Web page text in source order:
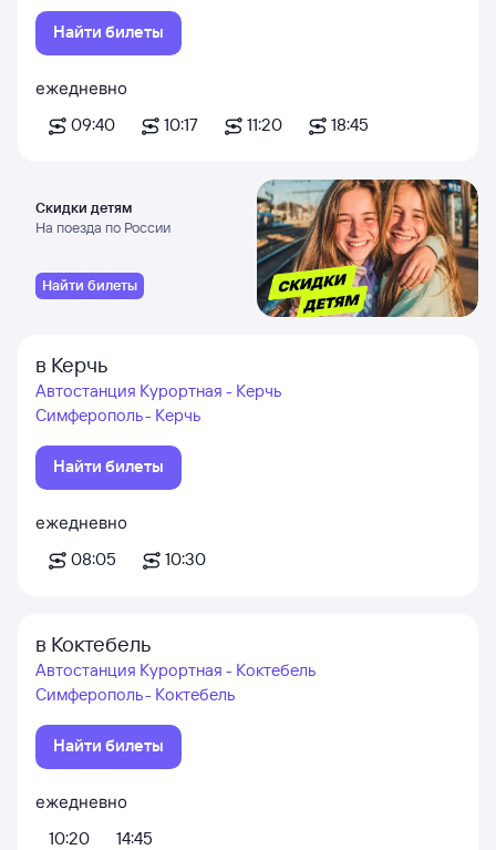
Найти билеты
ежедневно
09:40
10:17 11:20 18:45
Скидки детям
На поезда по России
Найти билеты
в Керчь
Автостанция Курортная - Керчь
Симферополь - Керчь
Найти билеты
ежедневно
08:05
10:30
в Коктебель
Автостанция Курортная - Коктебель
Симферополь - Коктебель
Найти билеты
ежедневно
10:20
14:45